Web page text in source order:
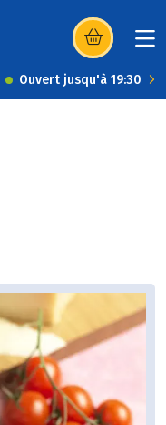
(s’ouvre dans
Ouvert jusqu'à 19:30